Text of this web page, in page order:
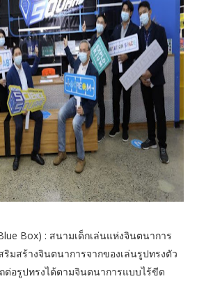
Box) : สนามเด็กเล่นแห่งจินตนาการ
มสร้างจินตนาการจากของเล่นรูปทรงตัว
ต่อรูปทรงได้ตามจินตนาการแบบไร้ขีด